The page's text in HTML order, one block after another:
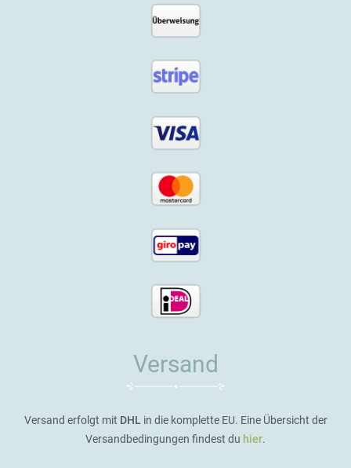
Versand
Versand erfolgt mit DHLin die komplette EU. Eine Übersicht der
Versandbedingungen findest du hier.